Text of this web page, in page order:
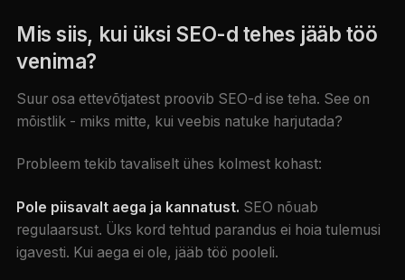
Mis siis, kui üksi SEO-d tehes jääb töö
venima?
Suur osa ettevõtjatest proovib SEO-d ise teha. See on
mõistlik - miks mitte, kui veebis natuke harjutada?
Probleem tekib tavaliselt ühes kolmest kohast:
Pole piisavalt aega ja kannatust. SEO nõuab
regulaarsust. Üks kord tehtud parandus ei hoia tulemusi
igavesti. Kui aega ei ole, jääb töö pooleli.